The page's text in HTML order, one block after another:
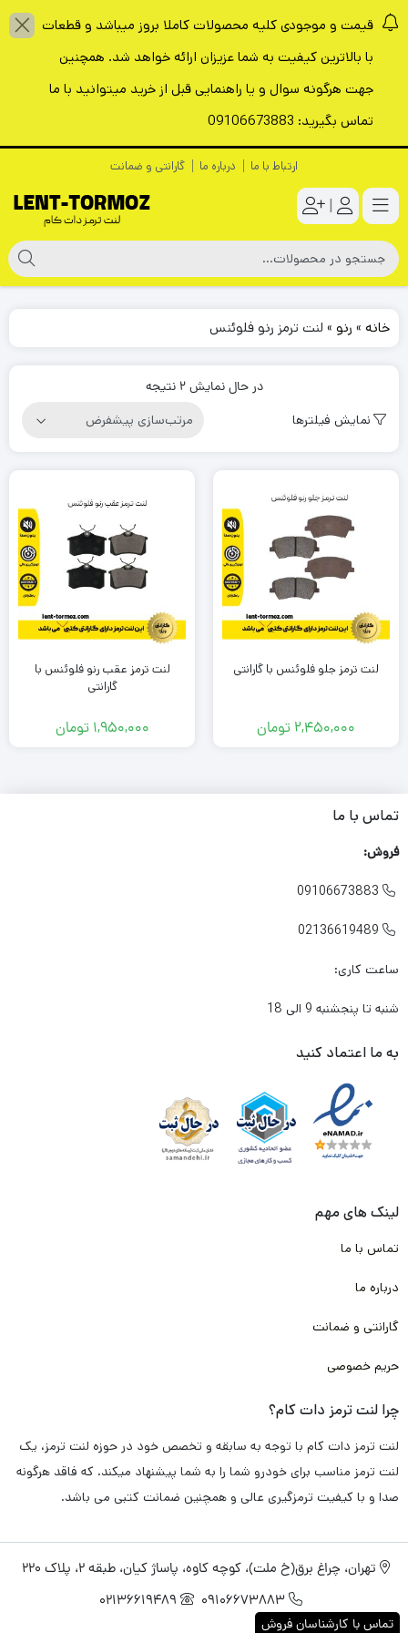
قیمت و موجودی کلیه محصولات کاملا بروز میباشد و قطعات
با بالاترین کیفیت به شما عزیزان ارائه خواهد شد. همچنین
جهت هرگونه سوال و یا راهنمایی قبل از خرید میتوانید با ما
تماس بگیرید: 09106673883
ارتباط با ما درباره ما گارانتی و ضمانت
|
خانه » رنو » لنت ترمز رنو فلوئنس
در حال نمایش 2 نتیجه
نمایش فیلترها
لنت ترمز جلو فلوئنس با گارانتی
2,450,000 تومان
لنت ترمز عقب رنو فلوئنس با
گارانتی
1,950,000 تومان
تماس با ما
فروش:

09106673883

02136619489
ساعت کاری:
شنبه تا پنجشنبه 9 الی 18
به ما اعتماد کنید
لینک های مهم
تماس با ما
درباره ما
گارانتی و ضمانت
حریم خصوصی
چرا لنت ترمز دات کام؟
لنت ترمز دات کام با توجه به سابقه و تخصص خود در حوزه لنت ترمز، یک
لنت ترمز مناسب برای خودرو شما را به شما پیشنهاد میکند. که فاقد هرگونه
صدا و با کیفیت ترمزگیری عالی و همچنین ضمانت کتبی می باشد.
تهران، چراغ برق(خ ملت)، کوچه کاوه، پاساژ کیان، طبقه 2، پلاک 220
09106673883
02136619489
تماس با کارشناسان فروش